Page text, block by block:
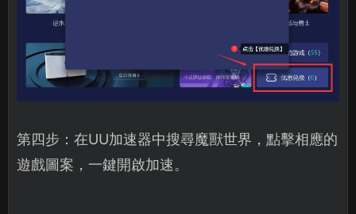
第四步：在UU加速器中搜尋魔獸世界，點擊相應的
遊戲圖案，一鍵開啟加速。